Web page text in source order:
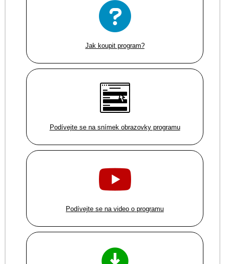
Jak koupit program?
Podívejte se na snímek obrazovky programu
Podívejte se na video o programu